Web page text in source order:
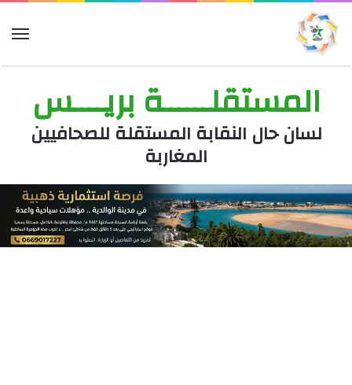
المستقلــــــة بريــــس
لسان حال النقابة المستقلة للصحافيين
المغاربة